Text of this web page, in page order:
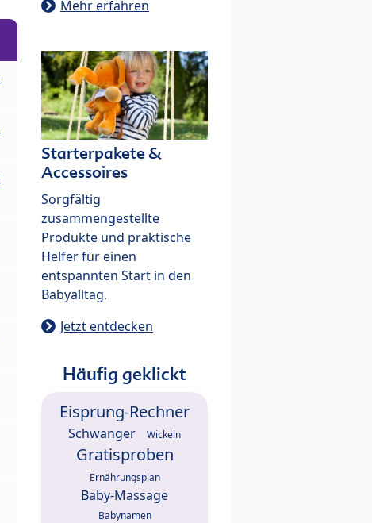
Mehr erfahren
Starterpakete &
Accessoires
Sorgfältig
zusammengestellte
Produkte und praktische
Helfer für einen
entspannten Start in den
Babyalltag.
Jetzt entdecken
Häufig geklickt
Eisprung-Rechner
Schwanger Wickeln
Gratisproben
Ernährungsplan
Baby-Massage
Babynamen